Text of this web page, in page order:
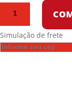
-
A
Simulação de frete